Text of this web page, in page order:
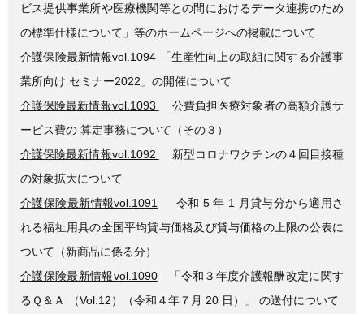
ビス提供事業所や医療機関等との間におけるデータ連携のため
の標準仕様について」等のホームページへの掲載について
介護保険最新情報vol.1094 「生産性向上の取組に関する介護事
業所向け セミナー2022」の開催について
介護保険最新情報vol.1093
公費負担医療対象者の高額介護サ
ービス費の 算定事務について（その３）
介護保険最新情報vol.1092
新型コロナワクチンの４回目接種
の対象拡大について
介護保険最新情報vol.1091
令和 5 年 1 月貸与分から適用さ
れる福祉用具の全国平均貸与価格及び貸与価格の上限の公表に
ついて（新商品に係る分）
介護保険最新情報vol.1090「令和３年度介護報酬改定に関す
るＱ＆Ａ （Vol.12）（令和４年７月 20 日）」 の送付について